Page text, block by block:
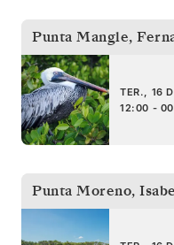
Punta Mangle,
TER., 16
12:00 -
Punta Moreno,